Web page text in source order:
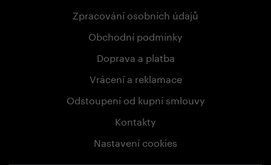
Zpracování osobních údajů
Obchodní podmínky
Doprava a platba
Vrácení a reklamace
Odstoupení od kupní smlouvy
Kontakty
Nastavení cookies